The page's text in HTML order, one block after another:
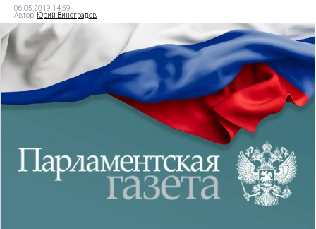
06.05.2019 14:59
Автор: Юрий Виноградов